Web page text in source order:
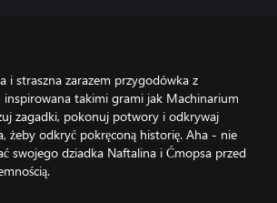
i straszna zarazem przygodówka z
inspirowana takimi grami jak Machinarium
zagadki, pokonuj potwory i odkrywaj
żeby odkryć pokręconą historię. Aha - nie
swojego dziadka Naftalina i Ćmopsa przed